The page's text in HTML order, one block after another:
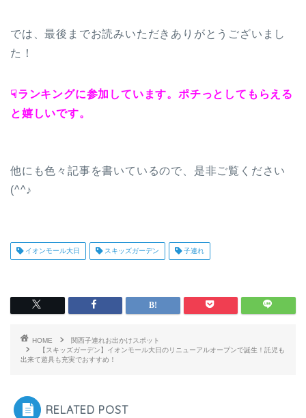
では、最後までお読みいただきありがとうございまし
た！
☟ランキングに参加しています。ポチっとしてもらえる
と嬉しいです。
他にも色々記事を書いているので、是非ご覧ください
(^^♪
イオンモール大日 スキッズガーデン 子連れ
HOME
関西子連れお出かけスポット
【スキッズガーデン】イオンモール大日のリニューアルオープンで誕生！託児も
出来て遊具も充実でおすすめ！
RELATED POST